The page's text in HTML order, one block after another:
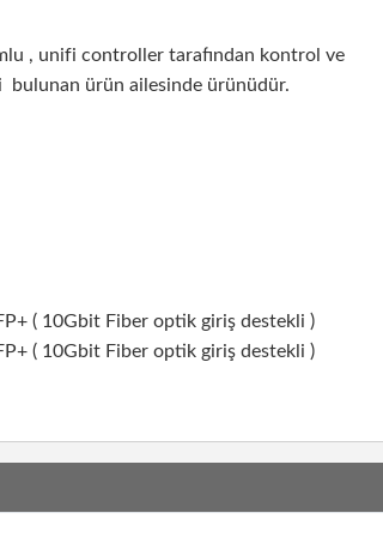
10,503.10₺ + KDV
22,142.45₺ + KDV
15,454.55₺ + KDV
, unifi controller tarafından kontrol ve
bulunan ürün ailesinde ürünüdür.
( 10Gbit Fiber optik giriş destekli )
( 10Gbit Fiber optik giriş destekli )